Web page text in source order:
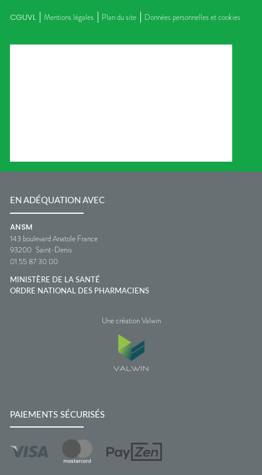
CGUVL Mentions légales Plan du site Données personnelles et cookies
EN ADÉQUATION AVEC
ANSM
143 boulevard Anatole France
93200 Saint-Denis
01 55 87 30 00
MINISTÈRE DE LA SANTÉ
ORDRE NATIONAL DES PHARMACIENS
Une création Valwin
PAIEMENTS SÉCURISÉS